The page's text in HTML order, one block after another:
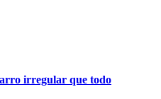
irregular que todo